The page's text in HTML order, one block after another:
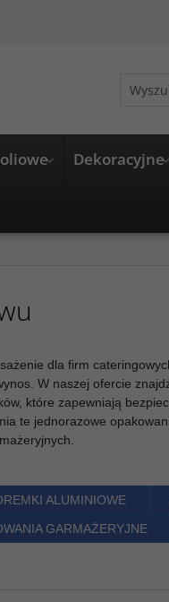
Dekoracyjne
dla firm
W naszej ofercie
które zapewniają
te jednorazowe
ALUMINIOWE
GARMAŻERYJNE